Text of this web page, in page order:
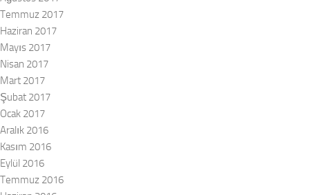
Temmuz 2017
Haziran 2017
Mayıs 2017
Nisan 2017
Mart 2017
Şubat 2017
Ocak 2017
Aralık 2016
Kasım 2016
Eylül 2016
Temmuz 2016